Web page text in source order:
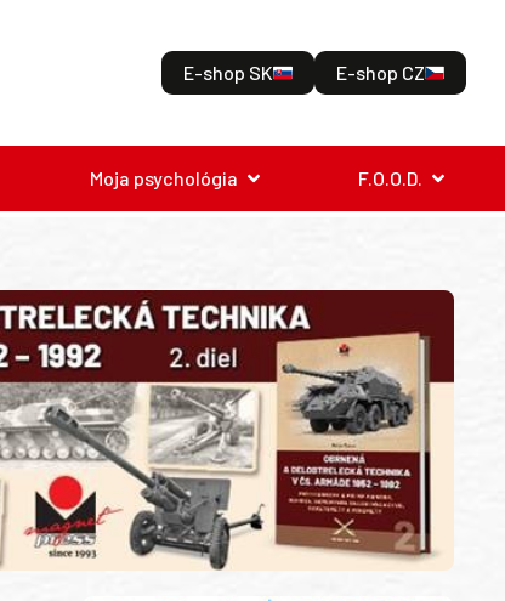
E-shop SK E-shop CZ
Moja psychológia F.O.O.D.